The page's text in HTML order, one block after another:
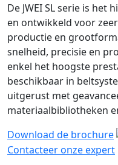
De JWEI SL serie is het
en ontwikkeld voor
productie en
snelheid, precisie en
enkel het hoogste
beschikbaar in
uitgerust met
materiaalbibliotheken
Download de brochure
Contacteer onze expert